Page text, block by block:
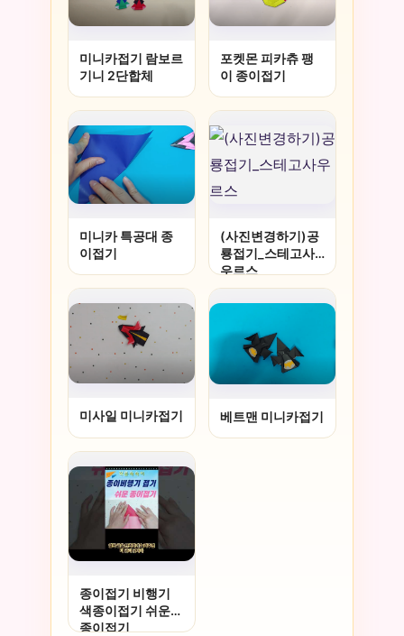
미니카접기 람보르
기니 2단합체
포켓몬 피카츄 팽
이 종이접기
미니카 특공대 종
이접기
(사진변경하기)공
룡접기_스테고사
우르스
미사일 미니카접기 베트맨 미니카접기
종이접기 비행기
색종이접기 쉬운
종이접기